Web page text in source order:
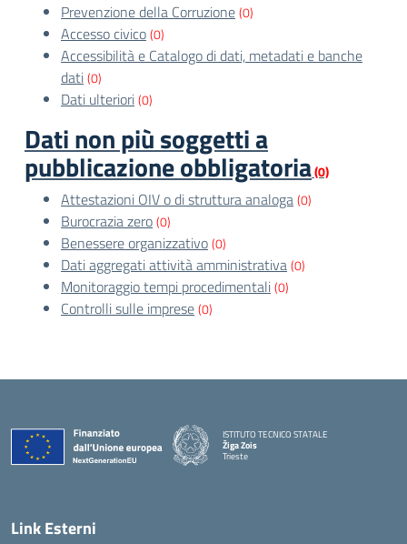
Prevenzione della Corruzione(0)
Accesso civico(0)
Accessibilità e Catalogo di dati, metadati e banche
dati(0)
Dati ulteriori(0)
Dati non più soggetti a
pubblicazione obbligatoria(0)
Attestazioni OIV o di struttura analoga(0)
Burocrazia zero(0)
Benessere organizzativo(0)
Dati aggregati attività amministrativa(0)
Monitoraggio tempi procedimentali(0)
Controlli sulle imprese(0)
ISTITUTO TECNICO STATALE
Žiga Zois
Trieste
Link Esterni